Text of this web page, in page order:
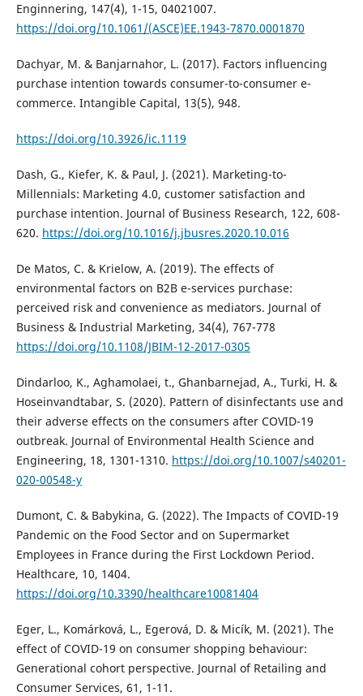
Enginnering, 147(4), 1-15, 04021007.
https://doi.org/10.1061/(ASCE)EE.1943-7870.0001870
Dachyar, M. & Banjarnahor, L. (2017). Factors influencing
purchase intention towards consumer-to-consumer e-
commerce. Intangible Capital, 13(5), 948.
https://doi.org/10.3926/ic.1119
Dash, G., Kiefer, K. & Paul, J. (2021). Marketing-to-
Millennials: Marketing 4.0, customer satisfaction and
purchase intention. Journal of Business Research, 122, 608-
620. https://doi.org/10.1016/j.jbusres.2020.10.016
De Matos, C. & Krielow, A. (2019). The effects of
environmental factors on B2B e-services purchase:
perceived risk and convenience as mediators. Journal of
Business & Industrial Marketing, 34(4), 767-778
https://doi.org/10.1108/JBIM-12-2017-0305
Dindarloo, K., Aghamolaei, t., Ghanbarnejad, A., Turki, H. &
Hoseinvandtabar, S. (2020). Pattern of disinfectants use and
their adverse effects on the consumers after COVID-19
outbreak. Journal of Environmental Health Science and
Engineering, 18, 1301-1310. https://doi.org/10.1007/s40201-
020-00548-y
Dumont, C. & Babykina, G. (2022). The Impacts of COVID-19
Pandemic on the Food Sector and on Supermarket
Employees in France during the First Lockdown Period.
Healthcare, 10, 1404.
https://doi.org/10.3390/healthcare10081404
Eger, L., Komárková, L., Egerová, D. & Micík, M. (2021). The
effect of COVID-19 on consumer shopping behaviour:
Generational cohort perspective. Journal of Retailing and
Consumer Services, 61, 1-11.